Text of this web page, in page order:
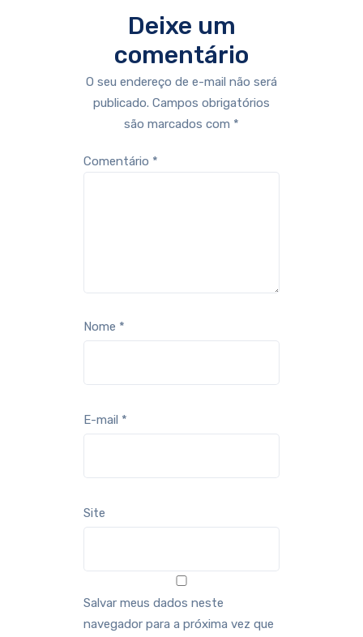
Deixe um
comentário
O seu endereço de e-mail não será
publicado. Campos obrigatórios
são marcados com *
Comentário *
Nome *
E-mail *
Site
Salvar meus dados neste
navegador para a próxima vez que